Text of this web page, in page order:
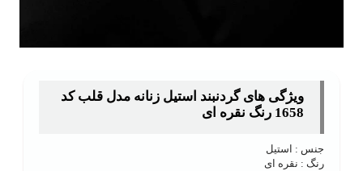
ویژگی های گردنبند استیل زنانه مدل قلب کد
1658 رنگ نقره ای
جنس : استیل
رنگ : نقره ای